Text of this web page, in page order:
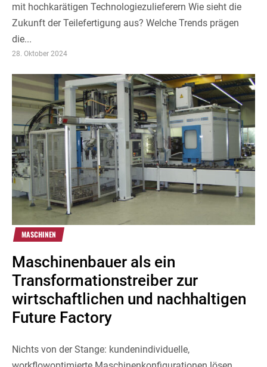
mit hochkarätigen Technologiezulieferern Wie sieht die
Zukunft der Teilefertigung aus? Welche Trends prägen
die...
28. Oktober 2024
MASCHINEN
Maschinenbauer als ein
Transformationstreiber zur
wirtschaftlichen und nachhaltigen
Future Factory
Nichts von der Stange: kundenindividuelle,